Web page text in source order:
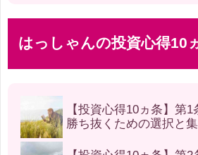
はっしゃんの投資心得10
【投資心得10ヵ条】第
勝ち抜くための選択と